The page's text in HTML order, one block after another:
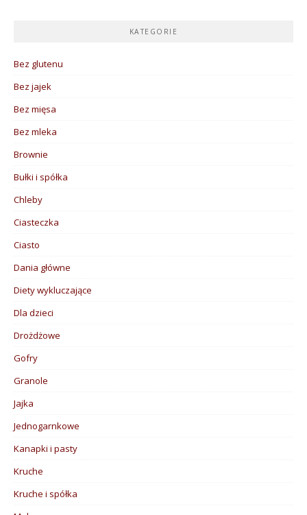
KATEGORIE
Bez glutenu
Bez jajek
Bez mięsa
Bez mleka
Brownie
Bułki i spółka
Chleby
Ciasteczka
Ciasto
Dania główne
Diety wykluczające
Dla dzieci
Drożdżowe
Gofry
Granole
Jajka
Jednogarnkowe
Kanapki i pasty
Kruche
Kruche i spółka